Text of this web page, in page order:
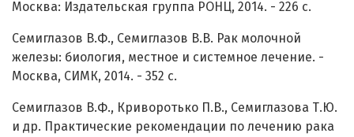
Москва: Издательская группа РОНЦ, 2014. - 226 с.
Семиглазов В.Ф., Семиглазов В.В. Рак молочной
железы: биология, местное и системное лечение. -
Москва, СИМК, 2014. - 352 с.
Семиглазов В.Ф., Криворотько П.В., Семиглазова Т.Ю.
и др. Практические рекомендации по лечению рака